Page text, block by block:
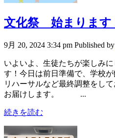
文化祭 始まります
9月 20, 2024 3:34 pm Published by
いよいよ、生徒たちが楽しみ
す！今日は前日準備で、学校
リハーサルなど最終調整をし
お届けします。 ...
続きを読む